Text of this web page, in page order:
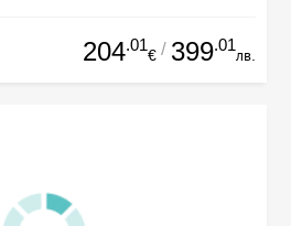
204.01
€ / 399.01
лв.